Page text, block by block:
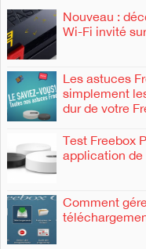
r
c
h
e
r
:
Nouveau :
Wi-Fi invité
Les astuces
simplement
dur de votre
Test Freebox
application de
Comment